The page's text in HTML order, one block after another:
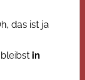
das ist ja
in